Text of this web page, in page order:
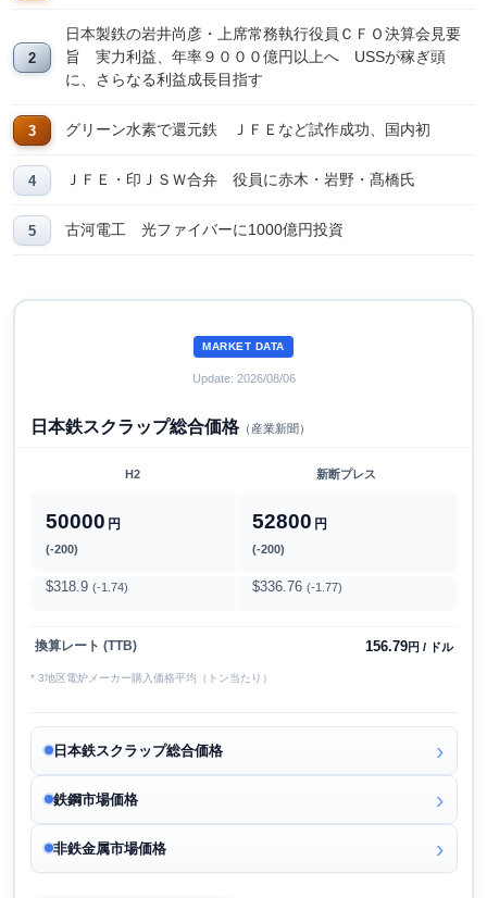
日本製鉄の岩井尚彦・上席常務執行役員ＣＦＯ決算会見要
旨 実力利益、年率９０００億円以上へ USSが稼ぎ頭
に、さらなる利益成長目指す
グリーン水素で還元鉄 ＪＦＥなど試作成功、国内初
ＪＦＥ・印ＪＳＷ合弁 役員に赤木・岩野・髙橋氏
古河電工 光ファイバーに1000億円投資
MARKET DATA
Update: 2026/08/06
日本鉄スクラップ総合価格（産業新聞）
H2 新断プレス
50000 円
(-200)
52800 円
(-200)
$318.9 (-1.74) $336.76 (-1.77)
換算レート (TTB) 156.79円 / ドル
* 3地区電炉メーカー購入価格平均（トン当たり）
日本鉄スクラップ総合価格
鉄鋼市場価格
非鉄金属市場価格